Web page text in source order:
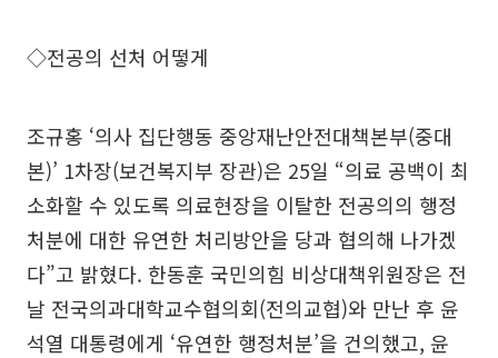
◇전공의 선처 어떻게
조규홍 ‘의사 집단행동 중앙재난안전대책본부(중대
본)’ 1차장(보건복지부 장관)은 25일 “의료 공백이 최
소화할 수 있도록 의료현장을 이탈한 전공의의 행정
처분에 대한 유연한 처리방안을 당과 협의해 나가겠
다”고 밝혔다. 한동훈 국민의힘 비상대책위원장은 전
날 전국의과대학교수협의회(전의교협)와 만난 후 윤
석열 대통령에게 ‘유연한 행정처분’을 건의했고, 윤